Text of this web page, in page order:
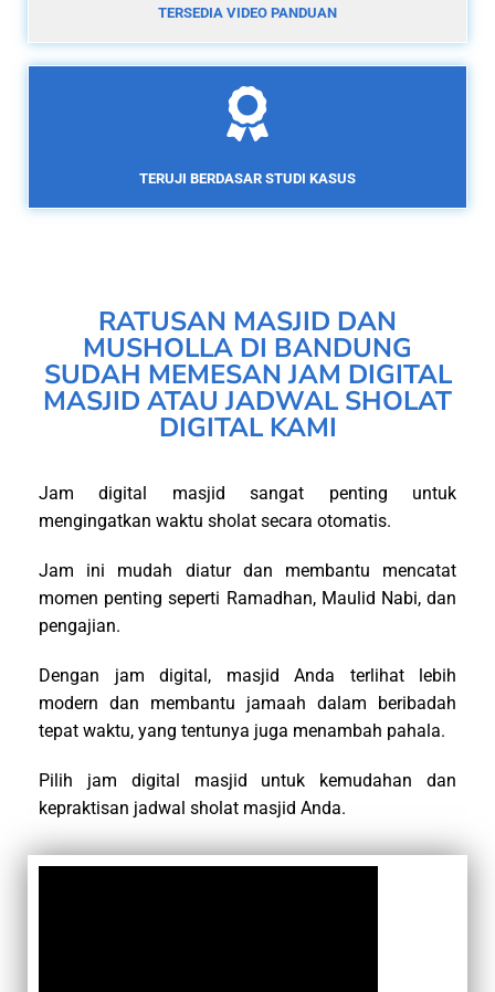
TERSEDIA VIDEO PANDUAN
TERUJI BERDASAR STUDI KASUS
RATUSAN MASJID DAN
MUSHOLLA DI BANDUNG
SUDAH MEMESAN JAM DIGITAL
MASJID ATAU JADWAL SHOLAT
DIGITAL KAMI
Jam digital masjid sangat penting untuk
mengingatkan waktu sholat secara otomatis.
Jam ini mudah diatur dan membantu mencatat
momen penting seperti Ramadhan, Maulid Nabi, dan
pengajian.
Dengan jam digital, masjid Anda terlihat lebih
modern dan membantu jamaah dalam beribadah
tepat waktu, yang tentunya juga menambah pahala.
Pilih jam digital masjid untuk kemudahan dan
kepraktisan jadwal sholat masjid Anda.